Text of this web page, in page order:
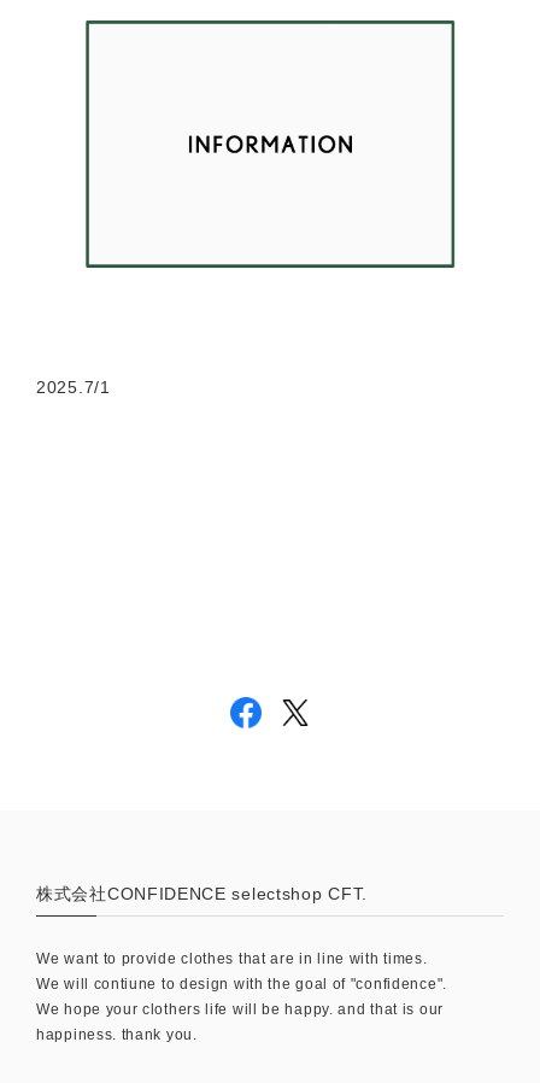
2025.7/1
株式会社CONFIDENCE selectshop CFT.
We want to provide clothes that are in line with times.
We will contiune to design with the goal of "confidence".
We hope your clothers life will be happy. and that is our
happiness. thank you.